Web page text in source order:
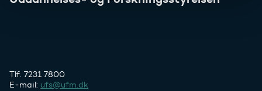
Tlf. 7231 7800
E-mail: ufs@ufm.dk